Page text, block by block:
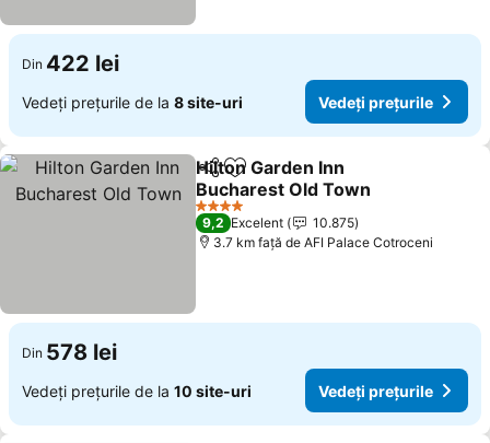
Din 422 lei
Vedeți prețurile de la 8 site-uri Vedeți prețurile
DistribuițiAdăugaţi la favorite
Hilton Garden Inn
Bucharest Old Town
4 Stele
9,2 Excelent
10.875
3.7 km faţă de AFI Palace Cotroceni
Din 578 lei
Vedeți prețurile de la 10 site-uri Vedeți prețurile